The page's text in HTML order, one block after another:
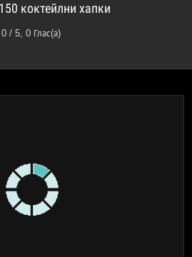
коктейлни хапки
0 /5,0 Глас(а)